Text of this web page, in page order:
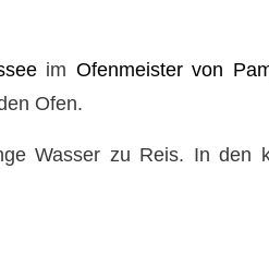
im Ofenmeister von
Ofen.
Wasser zu Reis. In den